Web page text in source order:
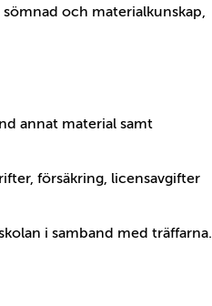
och materialkunskap,
annat material samt
försäkring, licensavgifter
i samband med träffarna.